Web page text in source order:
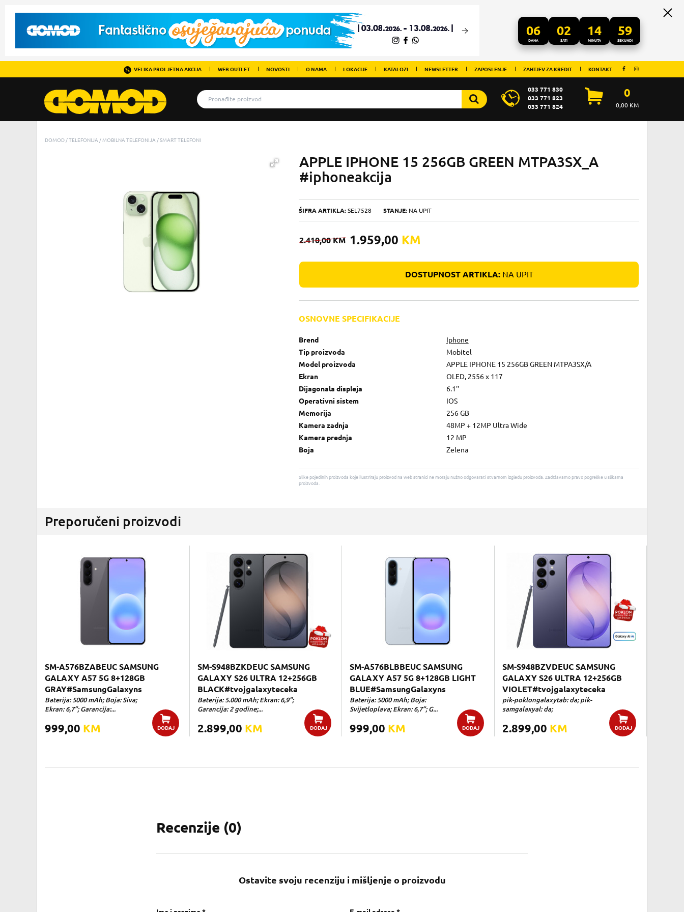
06
DANA
02
SATI
14
MINUTA
59
SEKUNDI
VELIKA PROLJETNA AKCIJA WEB OUTLET NOVOSTI O NAMA LOKACIJE KATALOZI NEWSLETTER ZAPOSLENJE ZAHTJEV ZA KREDIT KONTAKT
033 771 830
033 771 823
033 771 824
0
0,00KM
DOMOD TELEFONIJA MOBILNA TELEFONIJA SMART TELEFONI
APPLE IPHONE 15 256GB GREEN MTPA3SX_A
#iphoneakcija
ŠIFRA ARTIKLA: SEL7528 STANJE: NA UPIT
2.410,00KM 1.959,00 KM
DOSTUPNOST ARTIKLA:NA UPIT
OSNOVNE SPECIFIKACIJE
Brend
Iphone
Tip proizvoda
Mobitel
Model proizvoda
APPLE IPHONE 15 256GB GREEN MTPA3SX/A
Ekran
OLED, 2556 x 117
Dijagonala displeja
6.1''
Operativni sistem
IOS
Memorija
256 GB
Kamera zadnja
48MP + 12MP Ultra Wide
Kamera prednja
12 MP
Boja
Zelena
Slike pojedinih proizvoda koje ilustriraju proizvod na web stranici ne moraju nužno odgovarati stvarnom izgledu proizvoda. Zadržavamo pravo pogreške u slikama
proizvoda.
Preporučeni proizvodi
SM-A576BZABEUC SAMSUNG
GALAXY A57 5G 8+128GB
GRAY#SamsungGalaxyns
Baterija: 5000 mAh; Boja: Siva;
Ekran: 6,7”; Garancija:...
999,00 KM DODAJ
SM-S948BZKDEUC SAMSUNG
GALAXY S26 ULTRA 12+256GB
BLACK#tvojgalaxyteceka
Baterija: 5.000 mAh; Ekran: 6,9";
Garancija: 2 godine;...
2.899,00 KM DODAJ
SM-A576BLBBEUC SAMSUNG
GALAXY A57 5G 8+128GB LIGHT
BLUE#SamsungGalaxyns
Baterija: 5000 mAh; Boja:
Svijetloplava; Ekran: 6,7”; G...
999,00 KM DODAJ
SM-S948BZVDEUC SAMSUNG
GALAXY S26 ULTRA 12+256GB
VIOLET#tvojgalaxyteceka
pik-poklongalaxytab: da; pik-
samgalaxyal: da;
2.899,00 KM DODAJ
Recenzije (0)
Ostavite svoju recenziju i mišljenje o proizvodu